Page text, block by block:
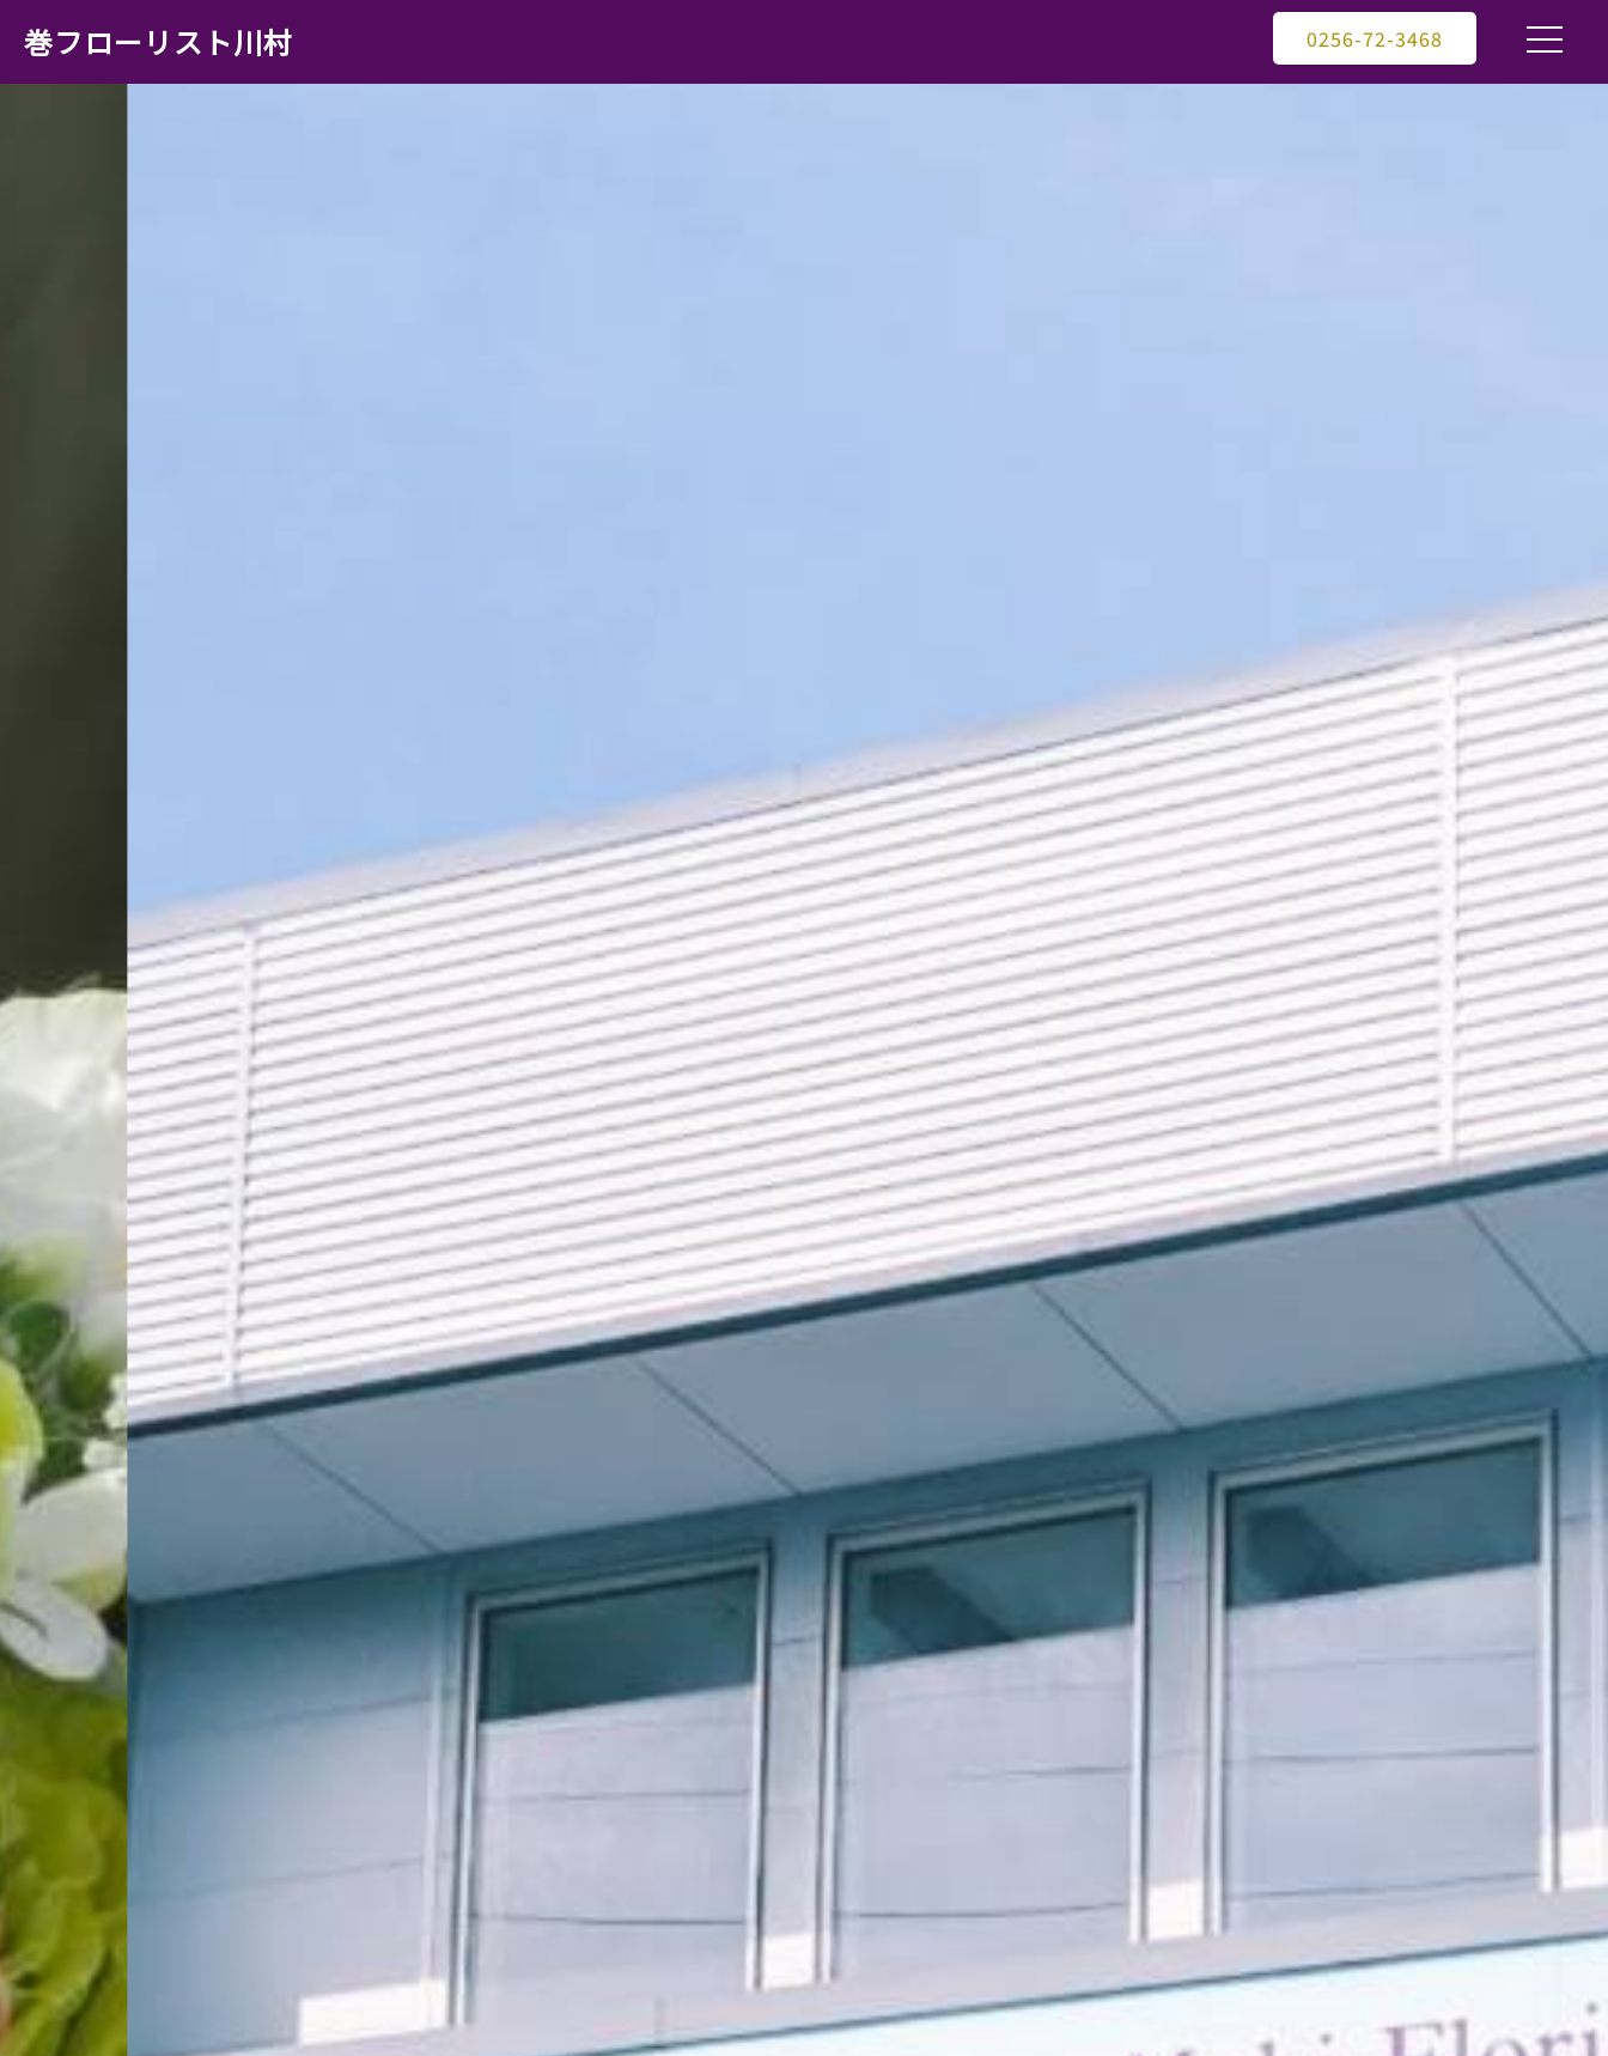
巻フローリスト川村 0256-72-3468